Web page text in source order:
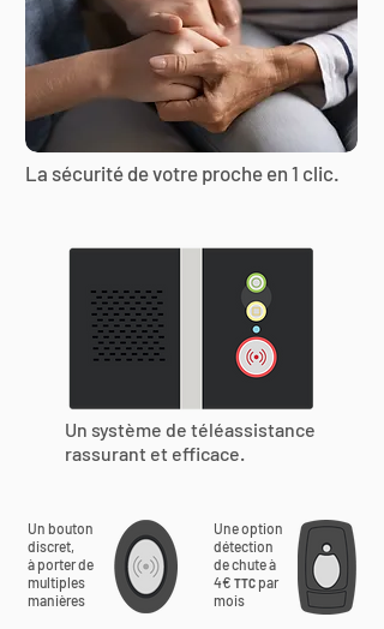
La sécurité de votre proche en 1 clic.
Un système de téléassistance
rassurant et efficace.
Un bouton
discret,
à porter de
multiples
manières
Une option
détection
de chute à
4€ TTC par
mois